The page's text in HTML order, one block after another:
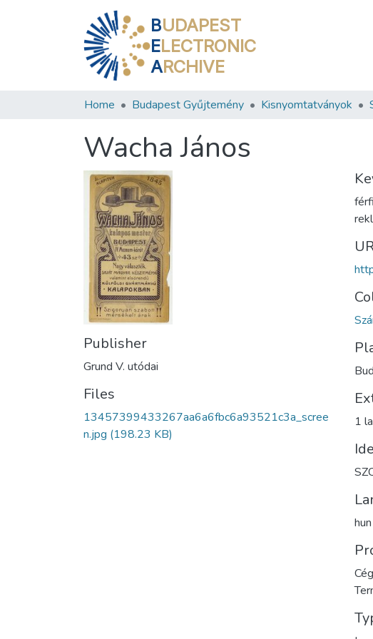
BUDAPEST
ELECTRONIC
ARCHIVE
Home Budapest Gyűjtemény Kisnyomtatványok
Wacha János
Publisher
Grund V. utódai
Files
13457399433267aa6a6fbc6a93521c3a_scree
n.jpg (198.23 KB)
1
hun